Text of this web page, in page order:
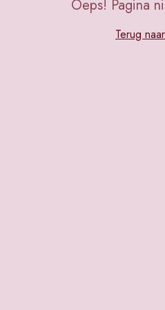
Oeps! Pagina
Terug